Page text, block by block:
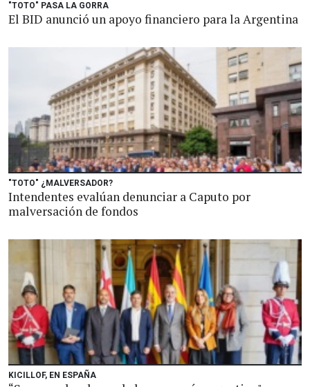
"TOTO" PASA LA GORRA
El BID anunció un apoyo financiero para la Argentina
"TOTO" ¿MALVERSADOR?
Intendentes evalúan denunciar a Caputo por
malversación de fondos
KICILLOF, EN ESPAÑA